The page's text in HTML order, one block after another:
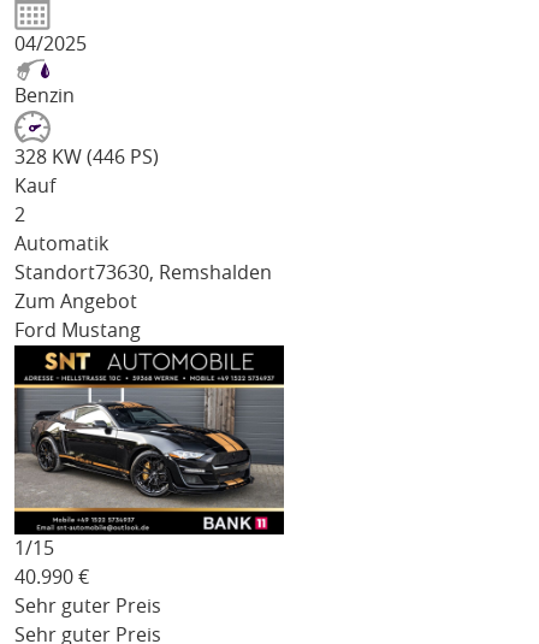
04/2025
Benzin
328 KW (446 PS)
Kauf
2
Automatik
Standort73630, Remshalden
Zum Angebot
Ford Mustang
1/15
40.990 €
Sehr guter Preis
Sehr guter Preis